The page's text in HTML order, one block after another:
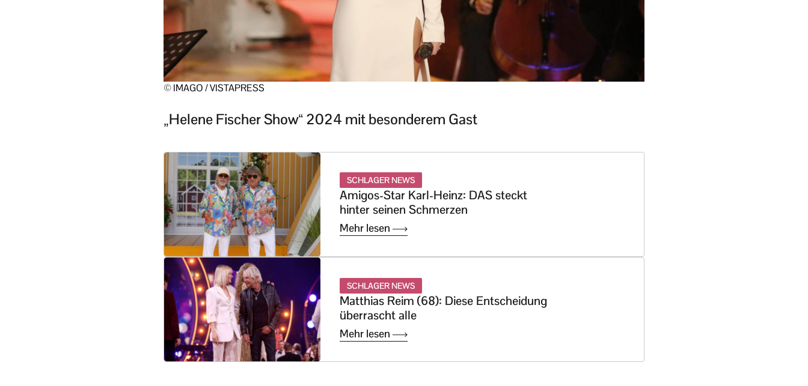
© IMAGO / VISTAPRESS
„Helene Fischer Show“ 2024 mit besonderem Gast
SCHLAGER NEWS
Amigos-Star Karl-Heinz: DAS steckt
hinter seinen Schmerzen
Mehr lesen
SCHLAGER NEWS
Matthias Reim (68): Diese Entscheidung
überrascht alle
Mehr lesen